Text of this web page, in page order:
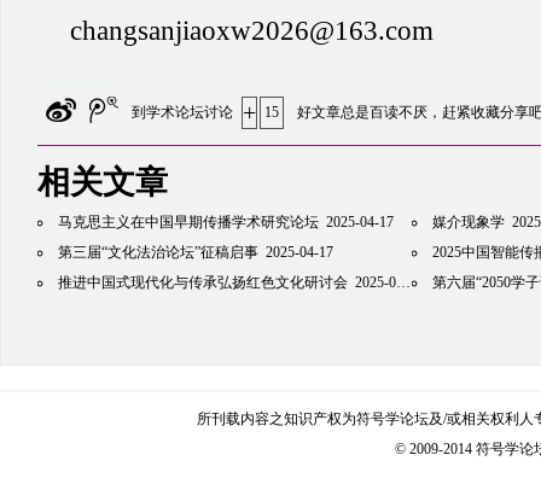
changsanjiaoxw2026@163.com
到学术论坛讨论 + 15 好文章总是百读不厌，赶紧收藏分享
相关文章
马克思主义在中国早期传播学术研究论坛 2025-04-17
第三届“文化法治论坛”征稿启事 2025-04-17
推进中国式现代化与传承弘扬红色文化研讨会 2025-04-17
媒介现象学
2025中国智能传
第六届“2050学子
所刊载内容之知识产权为符号学论坛及/或相关权利
© 2009-2014 符号学论